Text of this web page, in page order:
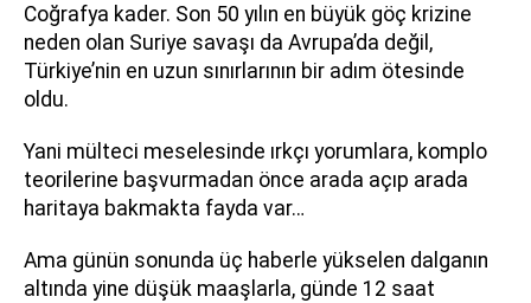
Coğrafya kader. Son 50 yılın en büyük göç krizine
neden olan Suriye savaşı da Avrupa’da değil,
Türkiye’nin en uzun sınırlarının bir adım ötesinde
oldu.
Yani mülteci meselesinde ırkçı yorumlara, komplo
teorilerine başvurmadan önce arada açıp arada
haritaya bakmakta fayda var…
Ama günün sonunda üç haberle yükselen dalganın
altında yine düşük maaşlarla, günde 12 saat